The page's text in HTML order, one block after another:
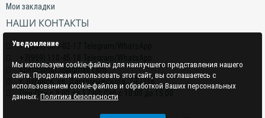
Мои закладки
НАШИ КОНТАКТЫ
+7(959) 509-02-17 Telegram/WhatsApp
specclimat.lg@gmail.com
г. Луганск, ул. Даргомыжского, 2-Е/216
Пон-Птн с 9:00 до 17:00; Суб с 10:00 до 15:00
Уведомление
Мы используем cookie-файлы для наилучшего представления нашего
сайта. Продолжая использовать этот сайт, вы соглашаетесь с
использованием cookie-файлов и обработкой Ваших персональных
данных. Политика безопасности